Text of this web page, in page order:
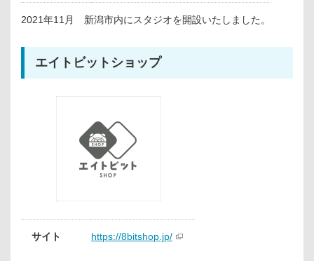
2021年11月 新潟市内にスタジオを開設いたしました。
エイトビットショップ
サイト https://8bitshop.jp/